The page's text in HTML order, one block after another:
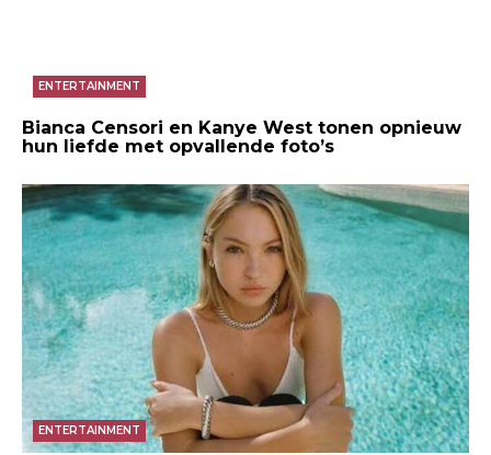
ENTERTAINMENT
Bianca Censori en Kanye West tonen opnieuw
hun liefde met opvallende foto’s
ENTERTAINMENT